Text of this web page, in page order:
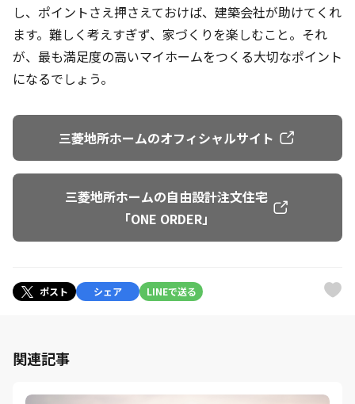
し、ポイントさえ押さえておけば、建築会社が助けてくれ
ます。難しく考えすぎず、家づくりを楽しむこと。それ
が、最も満足度の高いマイホームをつくる大切なポイント
になるでしょう。
三菱地所ホームのオフィシャルサイト
三菱地所ホームの自由設計注文住宅
「ONE ORDER」
ポスト シェア LINEで送る
関連記事